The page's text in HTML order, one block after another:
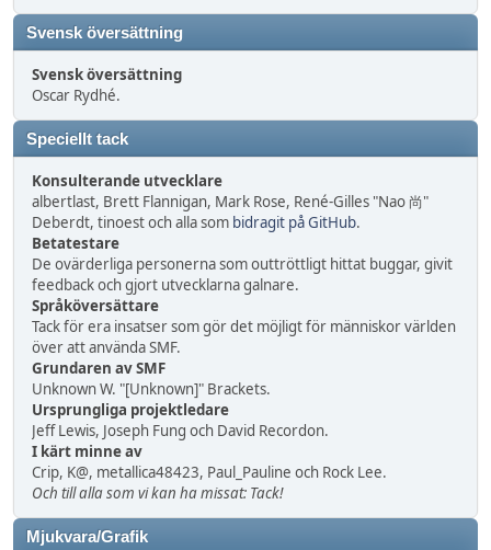
Svensk översättning
Svensk översättning
Oscar Rydhé.
Speciellt tack
Konsulterande utvecklare
albertlast, Brett Flannigan, Mark Rose, René-Gilles "Nao 尚"
Deberdt, tinoest och alla som bidragit på GitHub.
Betatestare
De ovärderliga personerna som outtröttligt hittat buggar, givit
feedback och gjort utvecklarna galnare.
Språköversättare
Tack för era insatser som gör det möjligt för människor världen
över att använda SMF.
Grundaren av SMF
Unknown W. "[Unknown]" Brackets.
Ursprungliga projektledare
Jeff Lewis, Joseph Fung och David Recordon.
I kärt minne av
Crip, K@, metallica48423, Paul_Pauline och Rock Lee.
Och till alla som vi kan ha missat: Tack!
Mjukvara/Grafik